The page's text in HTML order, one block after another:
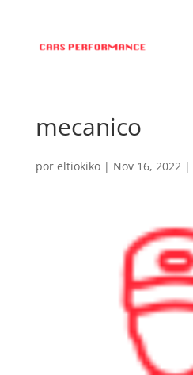
mecanico
por eltiokiko| Nov 16, 2022|